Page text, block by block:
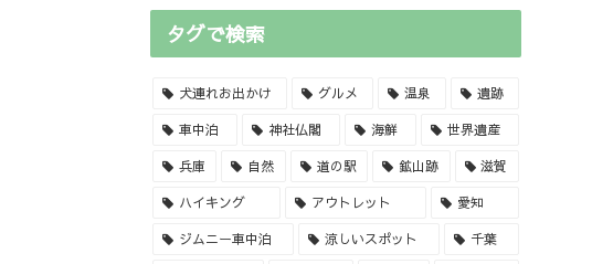
タグで検索
犬連れお出かけ グルメ 温泉 遺跡
車中泊 神社仏閣 海鮮 世界遺産
兵庫 自然 道の駅 鉱山跡 滋賀
ハイキング アウトレット 愛知
ジムニー車中泊 涼しいスポット 千葉